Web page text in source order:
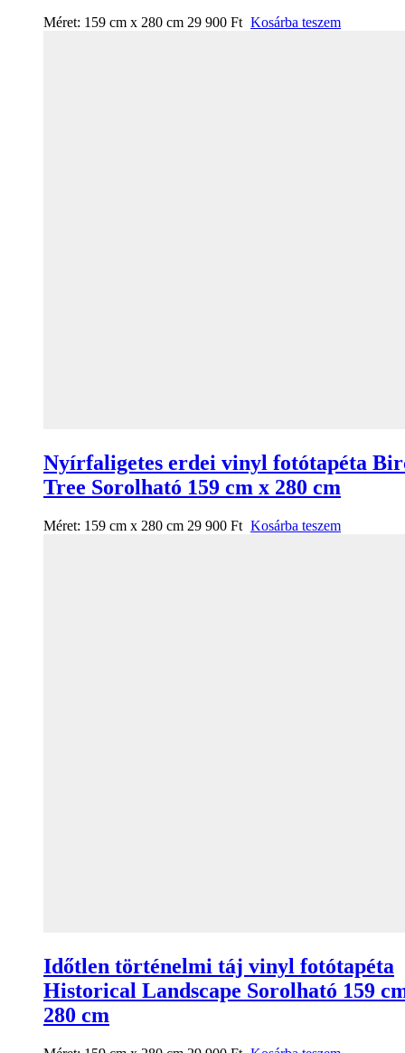
Méret: 159 cm x 280 cm 29 900 Ft Kosárba teszem
Nyírfaligetes erdei vinyl fotótapéta
Tree Sorolható 159 cm x 280 cm
Méret: 159 cm x 280 cm 29 900 Ft Kosárba teszem
Időtlen történelmi táj vinyl fotótapéta
Historical Landscape Sorolható 159
280 cm